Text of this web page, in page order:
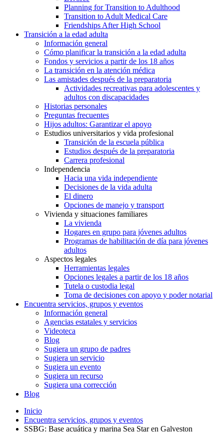
Planning for Transition to Adulthood
Transition to Adult Medical Care
Friendships After High School
Transición a la edad adulta
Información general
Cómo planificar la transición a la edad adulta
Fondos y servicios a partir de los 18 años
La transición en la atención médica
Las amistades después de la preparatoria
Actividades recreativas para adolescentes y
adultos con discapacidades
Historias personales
Preguntas frecuentes
Hijos adultos: Garantizar el apoyo
Estudios universitarios y vida profesional
Transición de la escuela pública
Estudios después de la preparatoria
Carrera profesional
Independencia
Hacia una vida independiente
Decisiones de la vida adulta
El dinero
Opciones de manejo y transport
Vivienda y situaciones familiares
La vivienda
Hogares en grupo para jóvenes adultos
Programas de habilitación de día para jóvenes
adultos
Aspectos legales
Herramientas legales
Opciones legales a partir de los 18 años
Tutela o custodia legal
Toma de decisiones con apoyo y poder notarial
Encuentra servicios, grupos y eventos
Información general
Agencias estatales y servicios
Videoteca
Blog
Sugiera un grupo de padres
Sugiera un servicio
Sugiera un evento
Sugiera un recurso
Sugiera una corrección
Blog
Inicio
Encuentra servicios, grupos y eventos
SSBG: Base acuática y marina Sea Star en Galveston